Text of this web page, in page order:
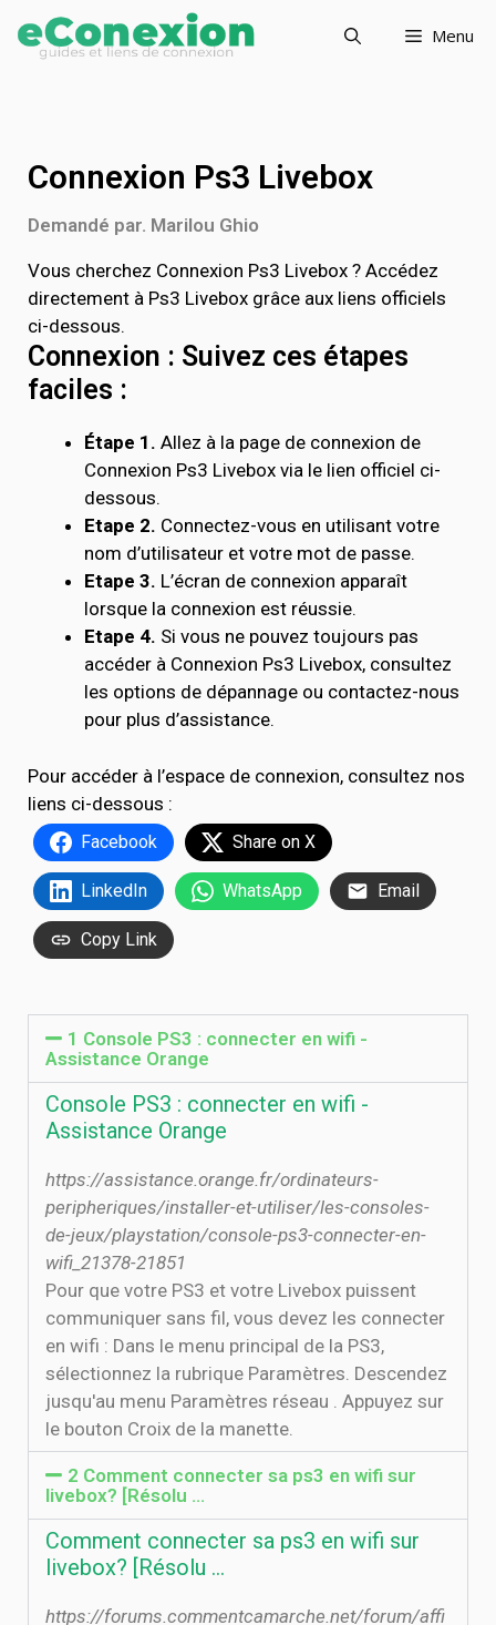
Menu
Connexion Ps3 Livebox
Demandé par. Marilou Ghio
Vous cherchez Connexion Ps3 Livebox ? Accédez
directement à Ps3 Livebox grâce aux liens officiels
ci-dessous.
Connexion : Suivez ces étapes
faciles :
Étape 1. Allez à la page de connexion de
Connexion Ps3 Livebox via le lien officiel ci-
dessous.
Etape 2. Connectez-vous en utilisant votre
nom d’utilisateur et votre mot de passe.
Etape 3. L’écran de connexion apparaît
lorsque la connexion est réussie.
Etape 4. Si vous ne pouvez toujours pas
accéder à Connexion Ps3 Livebox, consultez
les options de dépannage ou contactez-nous
pour plus d’assistance.
Pour accéder à l’espace de connexion, consultez nos
liens ci-dessous :
Facebook Share on X
LinkedIn WhatsApp Email
Copy Link
1 Console PS3 : connecter en wifi -
Assistance Orange
Console PS3 : connecter en wifi -
Assistance Orange
https://assistance.orange.fr/ordinateurs-
peripheriques/installer-et-utiliser/les-consoles-
de-jeux/playstation/console-ps3-connecter-en-
wifi_21378-21851
Pour que votre PS3 et votre Livebox puissent
communiquer sans fil, vous devez les connecter
en wifi : Dans le menu principal de la PS3,
sélectionnez la rubrique Paramètres. Descendez
jusqu'au menu Paramètres réseau . Appuyez sur
le bouton Croix de la manette.
2 Comment connecter sa ps3 en wifi sur
livebox? [Résolu ...
Comment connecter sa ps3 en wifi sur
livebox? [Résolu ...
https://forums.commentcamarche.net/forum/affi